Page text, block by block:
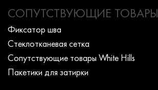
СОПУТСТВУЮЩИЕ ТОВАРЫ
Фиксатор шва
Стеклотканевая сетка
Сопутствующие товары White Hills
Пакетики для затирки